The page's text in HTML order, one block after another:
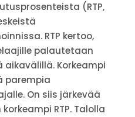
(RTP,
RTP kertoo,
palautetaan
Korkeampi
parempia
On siis järkevää
RTP. Talolla